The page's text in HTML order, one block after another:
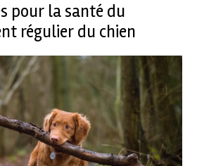
pour la santé du
régulier du chien